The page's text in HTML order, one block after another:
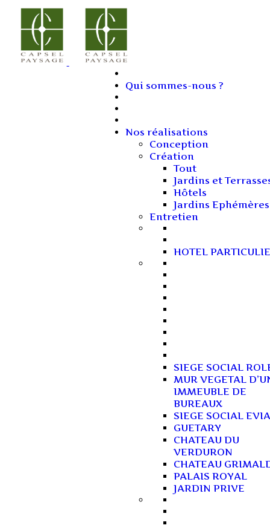
Qui sommes-nous ?
Nos réalisations
Conception
Création
Tout
Jardins et
Hôtels
Jardins Ephémères
Entretien
HOTEL
SIEGE SOCIAL
MUR VEGETAL
IMMEUBLE DE
BUREAUX
SIEGE SOCIAL
GUETARY
CHATEAU DU
VERDURON
CHATEAU
PALAIS ROYAL
JARDIN PRIVE